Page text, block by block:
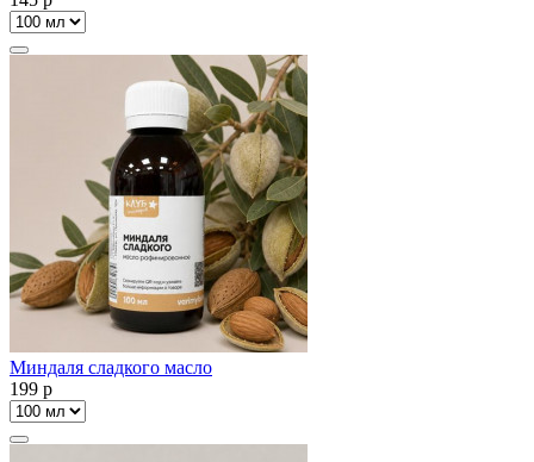
Миндаля сладкого масло
199 p